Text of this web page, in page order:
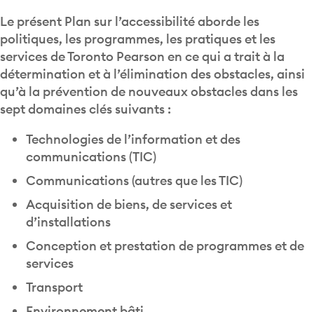
Le présent Plan sur l’accessibilité aborde les
politiques, les programmes, les pratiques et les
services de Toronto Pearson en ce qui a trait à la
détermination et à l’élimination des obstacles, ainsi
qu’à la prévention de nouveaux obstacles dans les
sept domaines clés suivants :
Technologies de l’information et des
communications (TIC)
Communications (autres que les TIC)
Acquisition de biens, de services et
d’installations
Conception et prestation de programmes et de
services
Transport